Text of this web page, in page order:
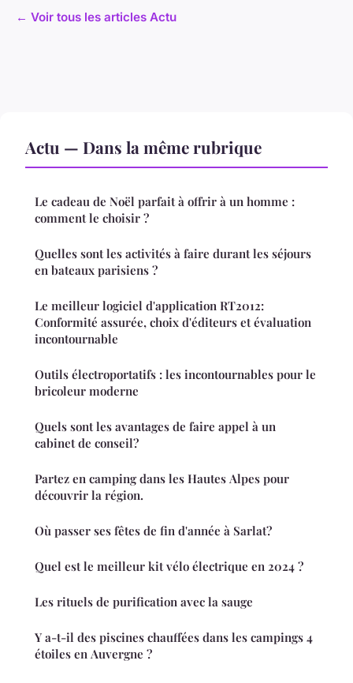
← Voir tous les articles Actu
Actu — Dans la même rubrique
Le cadeau de Noël parfait à offrir à un homme :
comment le choisir ?
Quelles sont les activités à faire durant les séjours
en bateaux parisiens ?
Le meilleur logiciel d'application RT2012:
Conformité assurée, choix d'éditeurs et évaluation
incontournable
Outils électroportatifs : les incontournables pour le
bricoleur moderne
Quels sont les avantages de faire appel à un
cabinet de conseil?
Partez en camping dans les Hautes Alpes pour
découvrir la région.
Où passer ses fêtes de fin d'année à Sarlat?
Quel est le meilleur kit vélo électrique en 2024 ?
Les rituels de purification avec la sauge
Y a-t-il des piscines chauffées dans les campings 4
étoiles en Auvergne ?